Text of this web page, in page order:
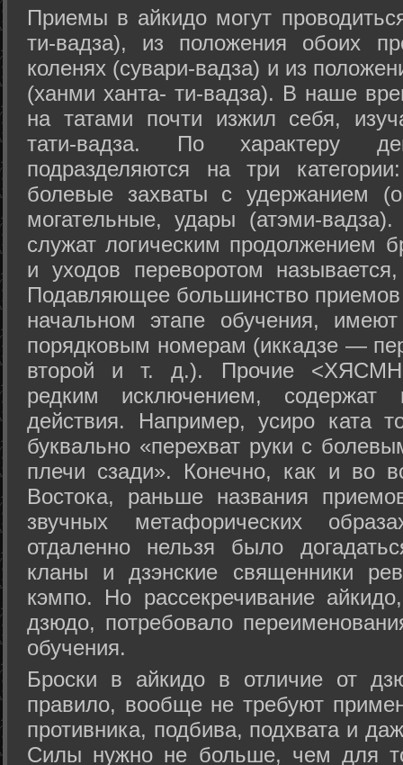
Приемы в айкидо могут
ти-вадза), из положения обоих
коленях (сувари-вадза) и из
(ханми ханта- ти-вадза). В наше
на татами почти изжил себя,
тати-вадза. По характеру
подразделяются на три
болевые захваты с удержанием
могательные, удары (атэми-
служат логическим продолжением
и уходов переворотом
Подавляющее большинство
начальном этапе обучения,
порядковым номерам (иккадзе —
второй и т. д.). Прочие
редким исключением, содержат
действия. Например, усиро ката
буквально «перехват руки с
плечи сзади». Конечно, как и во
Востока, раньше названия
звучных метафорических
отдаленно нельзя было
кланы и дзэнские священники
кэмпо. Но рассекречивание
дзюдо, потребовало
обучения.
Броски в айкидо в отличие от
правило, вообще не требуют
противника, подбива, подхвата и
Силы нужно не больше, чем для